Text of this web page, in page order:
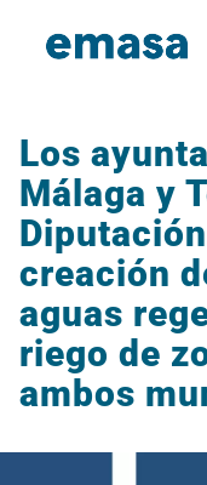
Los
Málaga y
creación
aguas
riego de
ambos